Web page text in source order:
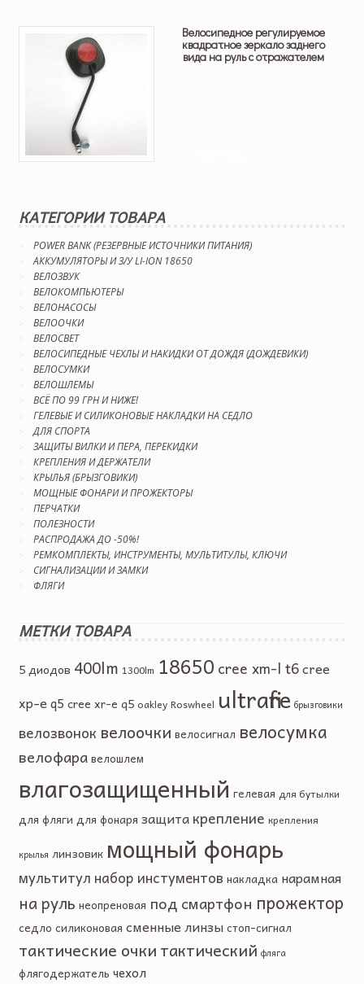
Велосипедное регулируемое
квадратное зеркало заднего
вида на руль с отражателем
КАТЕГОРИИ ТОВАРА
POWER BANK (РЕЗЕРВНЫЕ ИСТОЧНИКИ ПИТАНИЯ)
АККУМУЛЯТОРЫ И З/У LI-ION 18650
ВЕЛОЗВУК
ВЕЛОКОМПЬЮТЕРЫ
ВЕЛОНАСОСЫ
ВЕЛООЧКИ
ВЕЛОСВЕТ
ВЕЛОСИПЕДНЫЕ ЧЕХЛЫ И НАКИДКИ ОТ ДОЖДЯ (ДОЖДЕВИКИ)
ВЕЛОСУМКИ
ВЕЛОШЛЕМЫ
ВСЁ ПО 99 ГРН И НИЖЕ!
ГЕЛЕВЫЕ И СИЛИКОНОВЫЕ НАКЛАДКИ НА СЕДЛО
ДЛЯ СПОРТА
ЗАЩИТЫ ВИЛКИ И ПЕРА, ПЕРЕКИДКИ
КРЕПЛЕНИЯ И ДЕРЖАТЕЛИ
КРЫЛЬЯ (БРЫЗГОВИКИ)
МОЩНЫЕ ФОНАРИ И ПРОЖЕКТОРЫ
ПЕРЧАТКИ
ПОЛЕЗНОСТИ
РАСПРОДАЖА ДО -50%!
РЕМКОМПЛЕКТЫ, ИНСТРУМЕНТЫ, МУЛЬТИТУЛЫ, КЛЮЧИ
СИГНАЛИЗАЦИИ И ЗАМКИ
ФЛЯГИ
МЕТКИ ТОВАРА
5 диодов 400lm 1300lm 18650 cree xm-l t6cree
xp-e q5 cree xr-e q5 oakley Roswheel ultrafire брызговики
велозвонок велоочки велосигнал велосумка
велофара велошлем
влагозащищенный гелевая для бутылки
для фляги для фонаря защита крепление крепления
крылья линзовик мощный фонарь
мультитул набор инстументов накладка нарамная
на руль неопреновая под смартфон прожектор
седло силиконовая сменные линзы стоп-сигнал
тактические очкитактический фляга
флягодержатель чехол